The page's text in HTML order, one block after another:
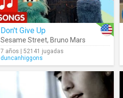
Don't Give Up
Sesame Street, Bruno Mars
7 años | 52141 jugadas
duncanhiggons